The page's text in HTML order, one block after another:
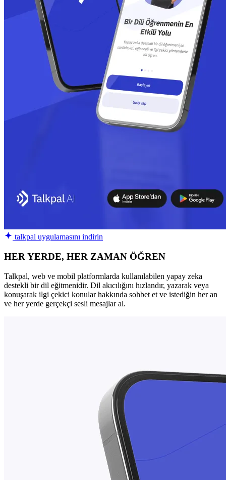
talkpal uygulamasını indirin
HER YERDE, HER ZAMAN ÖĞREN
Talkpal, web ve mobil platformlarda kullanılabilen yapay zeka
destekli bir dil eğitmenidir. Dil akıcılığını hızlandır, yazarak veya
konuşarak ilgi çekici konular hakkında sohbet et ve istediğin her an
ve her yerde gerçekçi sesli mesajlar al.